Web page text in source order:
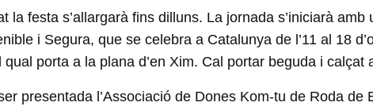
la festa s’allargarà fins dilluns. La jornada s’iniciarà
i Segura, que se celebra a Catalunya de l’11 al 18
porta a la plana d’en Xim. Cal portar beguda i calçat
presentada l’Associació de Dones Kom-tu de Roda de